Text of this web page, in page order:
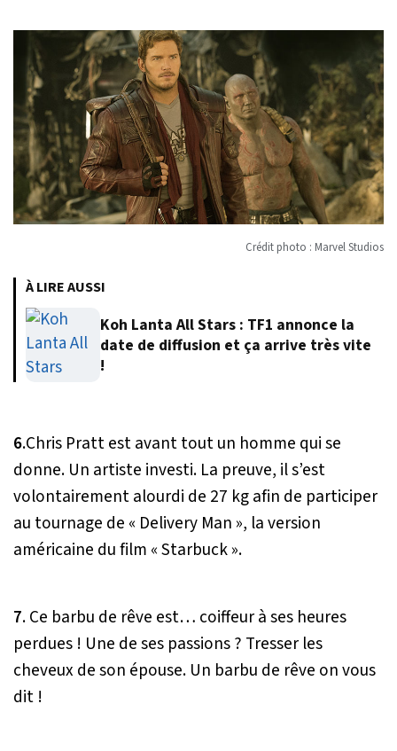
Crédit photo : Marvel Studios
À LIRE AUSSI
Koh Lanta All Stars : TF1 annonce la
date de diffusion et ça arrive très vite
!
6.Chris Pratt est avant tout un homme qui se
donne. Un artiste investi. La preuve, il s’est
volontairement alourdi de 27 kg afin de participer
au tournage de « Delivery Man », la version
américaine du film « Starbuck ».
7. Ce barbu de rêve est… coiffeur à ses heures
perdues ! Une de ses passions ? Tresser les
cheveux de son épouse. Un barbu de rêve on vous
dit !